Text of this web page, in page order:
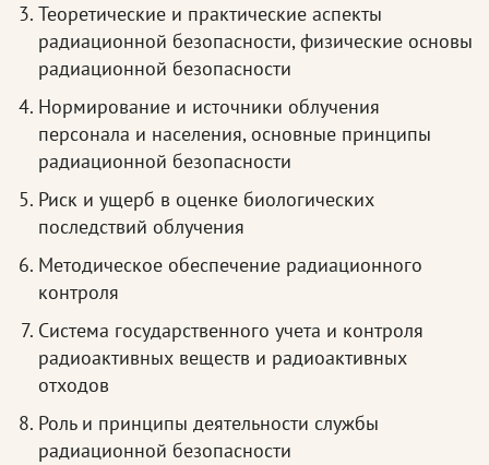
Теоретические и практические аспекты
радиационной безопасности, физические основы
радиационной безопасности
Нормирование и источники облучения
персонала и населения, основные принципы
радиационной безопасности
Риск и ущерб в оценке биологических
последствий облучения
Методическое обеспечение радиационного
контроля
Система государственного учета и контроля
радиоактивных веществ и радиоактивных
отходов
Роль и принципы деятельности службы
радиационной безопасности